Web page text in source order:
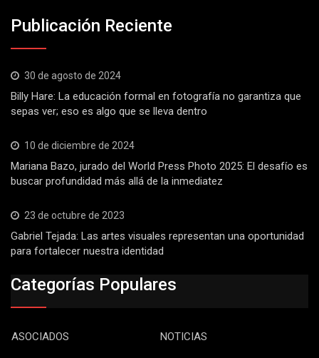
Publicación Reciente
30 de agosto de 2024
Billy Hare: La educación formal en fotografía no garantiza que
sepas ver; eso es algo que se lleva dentro
10 de diciembre de 2024
Mariana Bazo, jurado del World Press Photo 2025: El desafío es
buscar profundidad más allá de la inmediatez
23 de octubre de 2023
Gabriel Tejada: Las artes visuales representan una oportunidad
para fortalecer nuestra identidad
Categorías Populares
ASOCIADOS NOTICIAS